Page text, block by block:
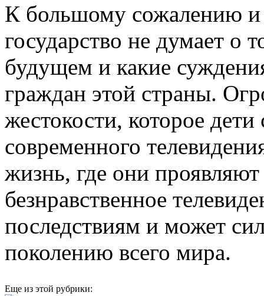
К большому сожалению
государство не думает о
будущем и какие
граждан этой страны.
жестокости, которое
современного
жизнь, где они
безнравственное
последствиям и может
поколению всего мира.
Еще из этой рубрики: